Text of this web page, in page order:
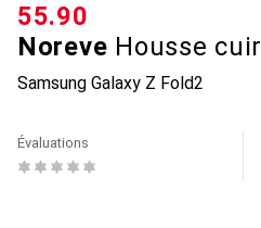
Noreve Housse cuir
Samsung Galaxy Z Fold2
CHF
55.90
Évaluations